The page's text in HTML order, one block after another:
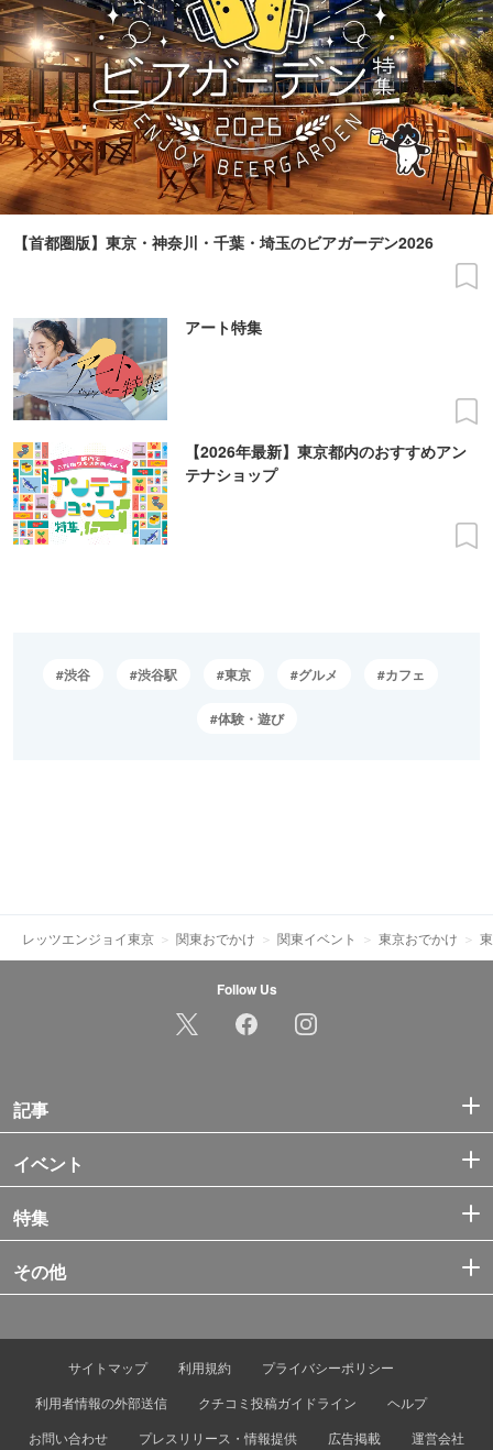
【首都圏版】東京・神奈川・千葉・埼玉のビアガーデン2026
アート特集
【2026年最新】東京都内のおすすめアン
テナショップ
渋谷 渋谷駅 東京 グルメ カフェ
体験・遊び
レッツエンジョイ東京 関東おでかけ 関東イベント 東京おでかけ
Follow Us
記事
イベント
特集
その他
サイトマップ 利用規約
プライバシーポリシー
利用者情報の外部送信
クチコミ投稿ガイドライン
ヘルプ
お問い合わせ
プレスリリース・情報提供 広告掲載 運営会社